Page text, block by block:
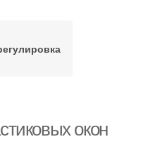
окон